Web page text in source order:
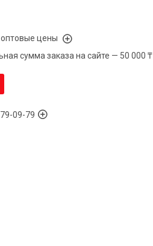
оптовые цены
сумма заказа на сайте — 50 000 ₸
09-79